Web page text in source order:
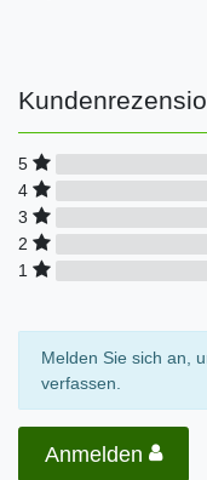
5
4
3
2
1
Melden Sie sich an,
verfassen.
Anmelden